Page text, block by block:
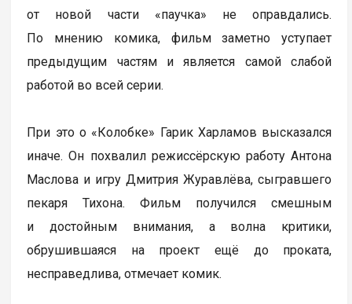
от новой части «паучка» не оправдались.
По мнению комика, фильм заметно уступает
предыдущим частям и является самой слабой
работой во всей серии.
При это о «Колобке» Гарик Харламов высказался
иначе. Он похвалил режиссёрскую работу Антона
Маслова и игру Дмитрия Журавлёва, сыгравшего
пекаря Тихона. Фильм получился смешным
и достойным внимания, а волна критики,
обрушившаяся на проект ещё до проката,
несправедлива, отмечает комик.